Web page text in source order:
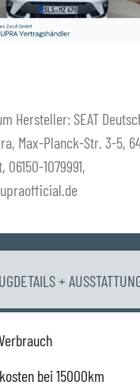
Hersteller: SEAT
Max-Planck-Str. 3-5,
06150-1079991,
+
bei 15000km